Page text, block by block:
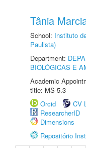
Tânia
School: Instituto
Paulista)
Department:
BIOLÓGICAS E
Academic
title: MS-5.3
Orcid
CV
ResearcherID
Dimensions
Repositório